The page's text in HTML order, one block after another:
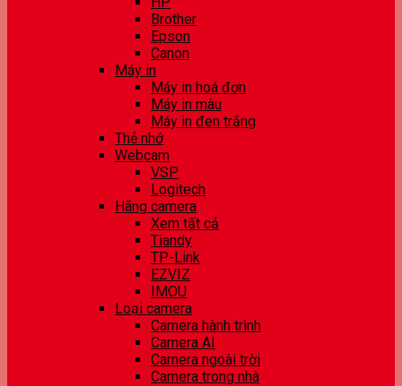
Brother
Epson
Canon
Máy in
Máy in hoá đơn
Máy in màu
Máy in đen trắng
Thẻ nhớ
Webcam
VSP
Logitech
Hãng camera
Xem tất cả
Tiandy
TP-Link
EZVIZ
IMOU
Loại camera
Camera hành trình
Camera AI
Camera ngoài trời
Camera trong nhà